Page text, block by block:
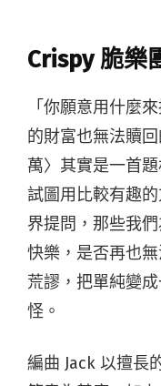
Crispy 脆樂
「你願意用什麼
的財富也無法贖
萬〉其實是一首
試圖用比較有趣
界提問，那些我
快樂，是否再也
荒謬，把單純變
怪。
編曲 Jack 以擅長